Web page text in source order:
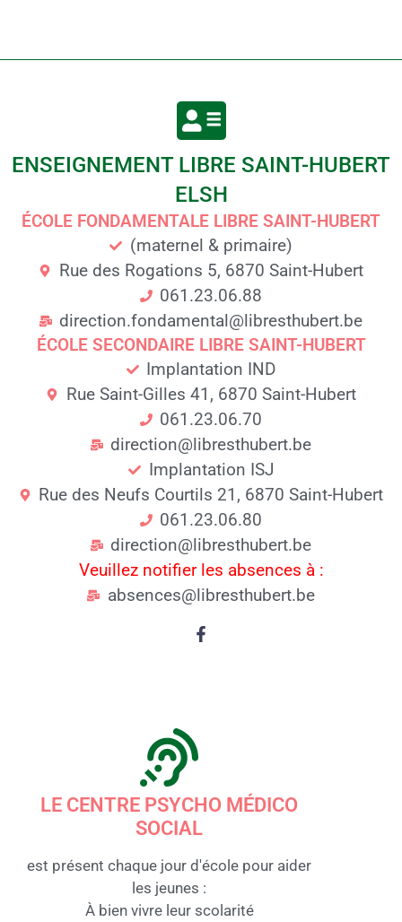
ENSEIGNEMENT LIBRE SAINT-HUBERT
ELSH
ÉCOLE FONDAMENTALE LIBRE SAINT-HUBERT
(maternel & primaire)
Rue des Rogations 5, 6870 Saint-Hubert
061.23.06.88
direction.fondamental@libresthubert.be
ÉCOLE SECONDAIRE LIBRE SAINT-HUBERT
Implantation IND
Rue Saint-Gilles 41, 6870 Saint-Hubert
061.23.06.70
direction@libresthubert.be
Implantation ISJ
Rue des Neufs Courtils 21, 6870 Saint-Hubert
061.23.06.80
direction@libresthubert.be
Veuillez notifier les absences à :
absences@libresthubert.be
LE CENTRE PSYCHO MÉDICO
SOCIAL
est présent chaque jour d'école pour aider
les jeunes :
À bien vivre leur scolarité